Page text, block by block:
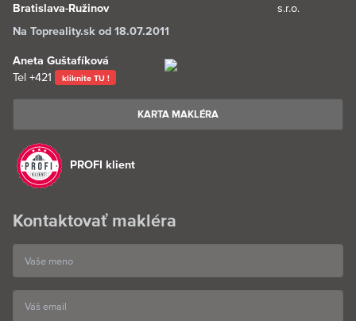
Bratislava-Ružinov
Na Topreality.sk od 18.07.2011
Aneta Guštafíková
Tel +421 kliknite TU !
KARTA MAKLÉRA
PROFI klient
Kontaktovať makléra